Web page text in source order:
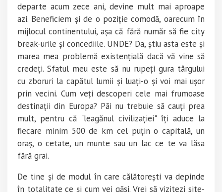
departe acum zece ani, devine mult mai aproape
azi. Beneficiem și de o poziție comodă, oarecum în
mijlocul continentului, așa că fără număr să fie city
break-urile și concediile. UNDE? Da, știu asta este și
marea mea problemă existențială dacă vă vine să
credeți. Sfatul meu este să nu rupeți gura târgului
cu zboruri la capătul lumii și luați-o și voi mai ușor
prin vecini. Cum veți descoperi cele mai frumoase
destinații din Europa? Păi nu trebuie să cauți prea
mult, pentru că "leagănul civilizației" îți aduce la
fiecare minim 500 de km cel puțin o capitală, un
oraș, o cetate, un munte sau un lac ce te va lăsa
fără grai.
De tine și de modul în care călătorești va depinde
în totalitate ce și cum vei găsi. Vrei să vizitezi site-